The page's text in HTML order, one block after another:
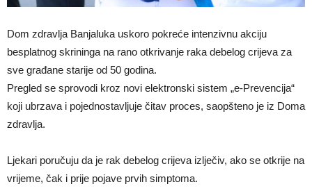
Dom zdravlja Banjaluka uskoro pokreće intenzivnu akciju
besplatnog skrininga na rano otkrivanje raka debelog crijeva za
sve građane starije od 50 godina.
Pregled se sprovodi kroz novi elektronski sistem „e-Prevencija“
koji ubrzava i pojednostavljuje čitav proces, saopšteno je iz Doma
zdravlja.
Ljekari poručuju da je rak debelog crijeva izlječiv, ako se otkrije na
vrijeme, čak i prije pojave prvih simptoma.